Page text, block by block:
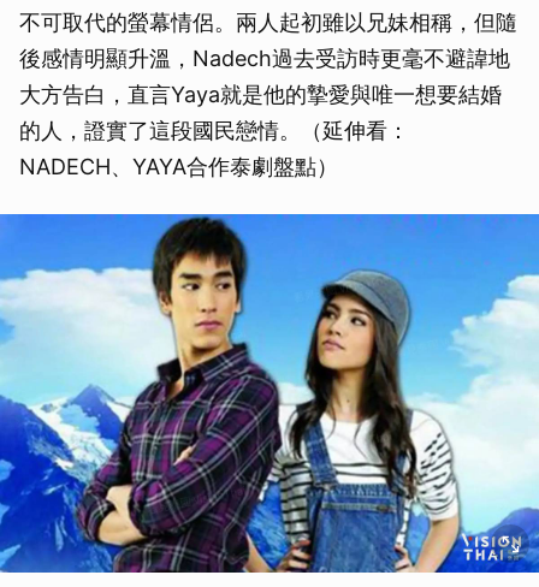
不可取代的螢幕情侶。兩人起初雖以兄妹相稱，但隨
後感情明顯升溫，Nadech過去受訪時更毫不避諱地
大方告白，直言Yaya就是他的摯愛與唯一想要結婚
的人，證實了這段國民戀情。（延伸看：
NADECH、YAYA合作泰劇盤點）